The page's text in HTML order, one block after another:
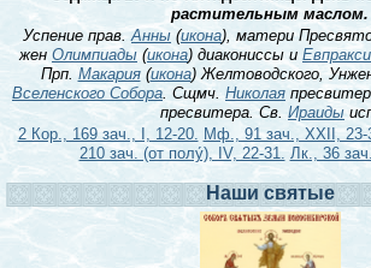
растительным маслом.
Успение прав.Анны (икона), матери
жен Олимпиады (икона) диакониссы и
Прп.Макария(икона) Желтоводского,
Вселенского Собора. Сщмч. Николая
пресвитера. Св. Ираиды
2 Кор., 169 зач., I, 12-20. Мф., 91 зач., XXII, 23-
210 зач. (от полу́), IV, 22-31. Лк., 36
Наши святые